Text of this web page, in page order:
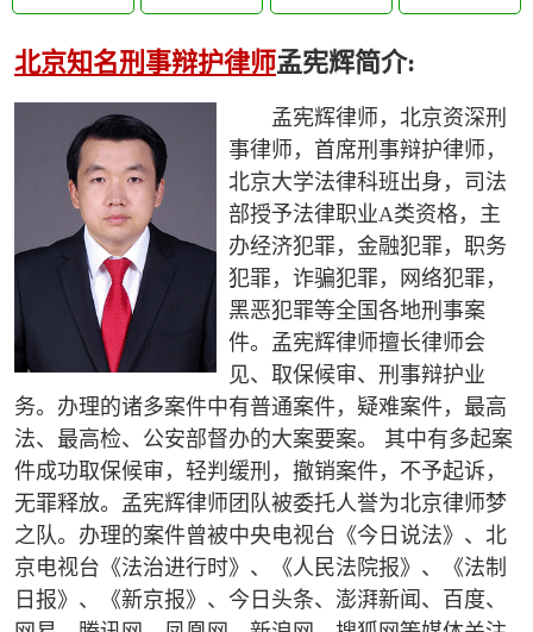
北京知名刑事辩护律师孟宪辉简介:
孟宪辉律师，北京资深刑
事律师，首席刑事辩护律师，
北京大学法律科班出身，司法
部授予法律职业A类资格，主
办经济犯罪，金融犯罪，职务
犯罪，诈骗犯罪，网络犯罪，
黑恶犯罪等全国各地刑事案
件。孟宪辉律师擅长律师会
见、取保候审、刑事辩护业
务。办理的诸多案件中有普通案件，疑难案件，最高
法、最高检、公安部督办的大案要案。 其中有多起案
件成功取保候审，轻判缓刑，撤销案件，不予起诉，
无罪释放。孟宪辉律师团队被委托人誉为北京律师梦
之队。办理的案件曾被中央电视台《今日说法》、北
京电视台《法治进行时》、《人民法院报》、《法制
日报》、《新京报》、今日头条、澎湃新闻、百度、